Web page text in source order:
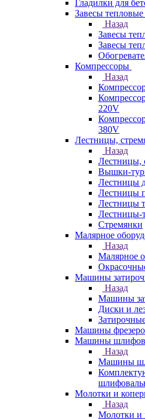
Гладилки для
Завесы
Назад
Завесы
Завесы
Компрессоры
Назад
220V
380V
Лестницы,
Назад
Лестницы,
Вышки-
Лестницы
Лестницы
Лестницы
Лестницы-
Стремянки
Малярное
Назад
Малярное
Машины
Назад
Машины
Диски и
Машины
Машины
Назад
Машины
Молотки и
Назад
Молотки и